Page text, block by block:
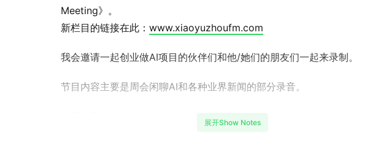
Meeting》。
新栏目的链接在此： www.xiaoyuzhoufm.com
我会邀请一起创业做AI项目的伙伴们和他/她们的朋友们一起来录制。
节目内容主要是周会闲聊AI和各种业界新闻的部分录音。
主播：Tracy @tracyyxchen , Roger @rogerzhufilm
展开Show Notes